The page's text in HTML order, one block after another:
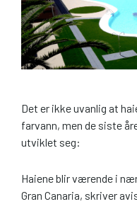
Det er ikke uvanlig at
farvann, men de siste
utviklet seg:
Haiene blir værende i
Gran Canaria, skriver